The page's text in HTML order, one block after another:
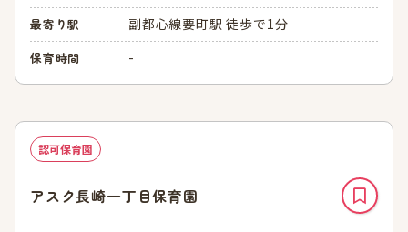
最寄り駅 副都心線要町駅 徒歩で1分
保育時間 -
認可保育園
アスク長崎一丁目保育園